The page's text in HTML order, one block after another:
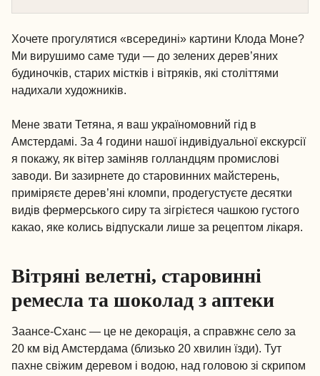
Хочете прогулятися «всередині» картини Клода Моне?
Ми вирушимо саме туди — до зелених дерев’яних
будиночків, старих містків і вітряків, які століттями
надихали художників.
Мене звати Тетяна, я ваш україномовний гід в
Амстердамі. За 4 години нашої індивідуальної екскурсії
я покажу, як вітер заміняв голландцям промислові
заводи. Ви зазирнете до старовинних майстерень,
приміряєте дерев’яні кломпи, продегустуєте десятки
видів фермерського сиру та зігрієтеся чашкою густого
какао, яке колись відпускали лише за рецептом лікаря.
Вітряні велетні, старовинні
ремесла та шоколад з аптеки
Заансе-Сханс — це не декорація, а справжнє село за
20 км від Амстердама (близько 20 хвилин їзди). Тут
пахне свіжим деревом і водою, над головою зі скрипом